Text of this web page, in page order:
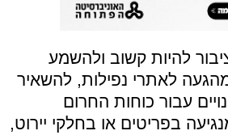
להיות קשוב ולהשמע
לאתרי נפילות, להשאיר
עבור כוחות החרום
בפריטים או בחלקי יירוט,